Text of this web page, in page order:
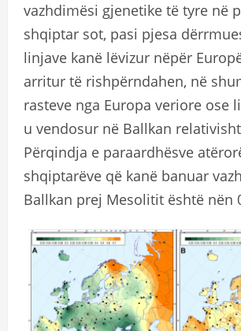
vazhdimësi gjenetike të tyre në
shqiptar sot, pasi pjesa
linjave kanë lëvizur nëpër
arritur të rishpërndahen, në
rasteve nga Europa veriore ose
u vendosur në Ballkan
Përqindja e paraardhësve
shqiptarëve që kanë banuar
Ballkan prej Mesolitit është nën